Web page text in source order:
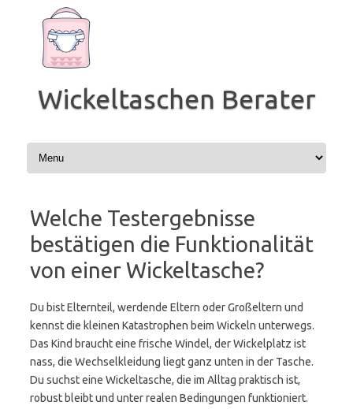
springen
Wickeltaschen Berater
Welche Testergebnisse
bestätigen die Funktionalität
von einer Wickeltasche?
Du bist Elternteil, werdende Eltern oder Großeltern und
kennst die kleinen Katastrophen beim Wickeln unterwegs.
Das Kind braucht eine frische Windel, der Wickelplatz ist
nass, die Wechselkleidung liegt ganz unten in der Tasche.
Du suchst eine Wickeltasche, die im Alltag praktisch ist,
robust bleibt und unter realen Bedingungen funktioniert.